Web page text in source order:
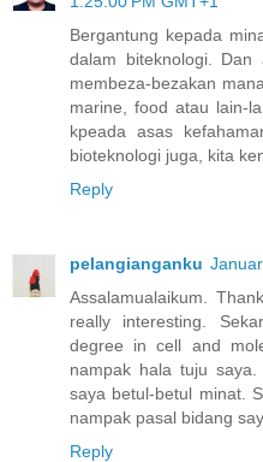
Bergantung kepada
dalam biteknologi.
membeza-bezakan
marine, food atau lain-
kpeada asas
bioteknologi juga, kita
Reply
pelangianganku
Assalamualaikum.
really interesting.
degree in cell and
nampak hala tuju
saya betul-betul minat.
nampak pasal bidang
Reply